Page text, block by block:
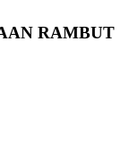
RAMBUT